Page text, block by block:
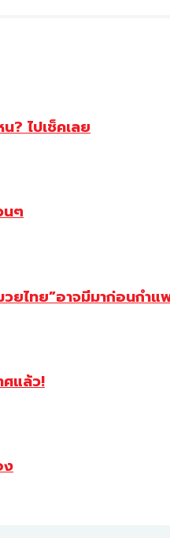
? ไปเช็คเลย
นๆ
ยไทย”อาจมีมาก่อนกำ
ศแล้ว!
ง